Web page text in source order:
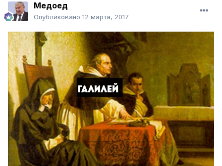
Медоед
Опубликовано 12 марта, 2017